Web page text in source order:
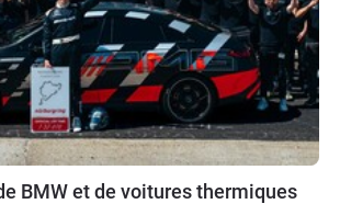
BMW et de voitures thermiques